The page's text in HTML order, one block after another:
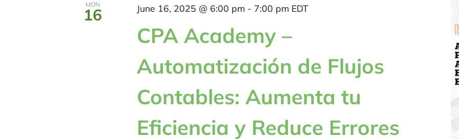
MON
16 June 16, 2025 @ 6:00 pm- 7:00 pm EDT
CPA Academy –
Automatización de Flujos
Contables: Aumenta tu
Eficiencia y Reduce Errores